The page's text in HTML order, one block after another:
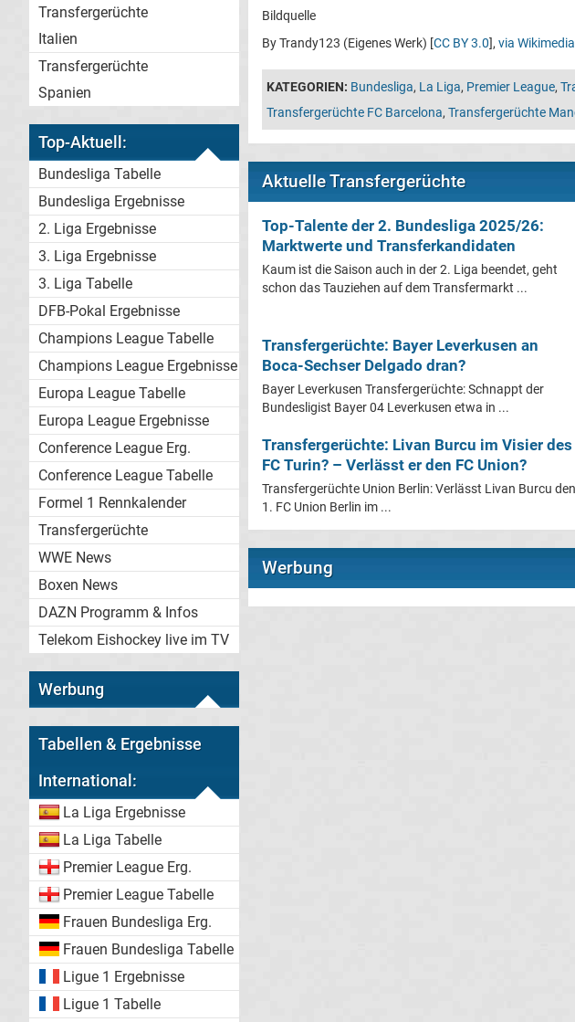
Transfergerüchte
Italien
Transfergerüchte
Spanien
Top-Aktuell:
Bundesliga Tabelle
Bundesliga Ergebnisse
2. Liga Ergebnisse
3. Liga Ergebnisse
3. Liga Tabelle
DFB-Pokal Ergebnisse
Champions League Tabelle
Champions League Ergebnisse
Europa League Tabelle
Europa League Ergebnisse
Conference League Erg.
Conference League Tabelle
Formel 1 Rennkalender
Transfergerüchte
WWE News
Boxen News
DAZN Programm & Infos
Telekom Eishockey live im TV
Werbung
Tabellen & Ergebnisse
International:
La Liga Ergebnisse
La Liga Tabelle
Premier League Erg.
Premier League Tabelle
Frauen Bundesliga Erg.
Frauen Bundesliga Tabelle
Ligue 1 Ergebnisse
Ligue 1 Tabelle
Bildquelle
By Trandy123 (Eigenes Werk) [CC BY 3.0], via
KATEGORIEN: Bundesliga, La Liga, Premier League,
Transfergerüchte FC Barcelona, Transfergerüchte
Aktuelle Transfergerüchte
Top-Talente der 2. Bundesliga 2025/26:
Marktwerte und Transferkandidaten
Kaum ist die Saison auch in der 2. Liga beendet, geht
schon das Tauziehen auf dem Transfermarkt ...
Transfergerüchte: Bayer Leverkusen an
Boca-Sechser Delgado dran?
Bayer Leverkusen Transfergerüchte: Schnappt der
Bundesligist Bayer 04 Leverkusen etwa in ...
Transfergerüchte: Livan Burcu im Visier des
FC Turin? – Verlässt er den FC Union?
Transfergerüchte Union Berlin: Verlässt Livan Burcu den
1. FC Union Berlin im ...
Werbung